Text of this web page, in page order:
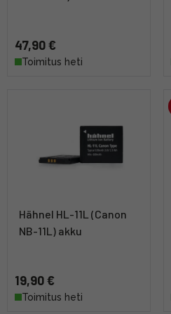
47,90 €
Toimitus heti
Hähnel HL-11L (Canon
NB-11L) akku
19,90 €
Toimitus heti